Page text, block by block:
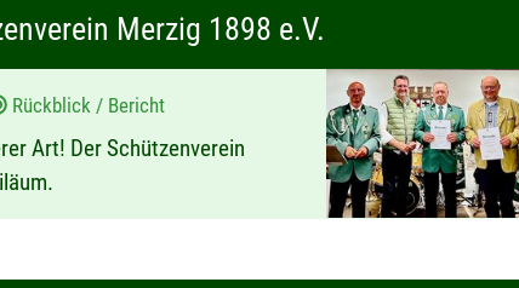
Merzig 1898 e.V.
Rückblick / Bericht
Art! Der Schützenverein